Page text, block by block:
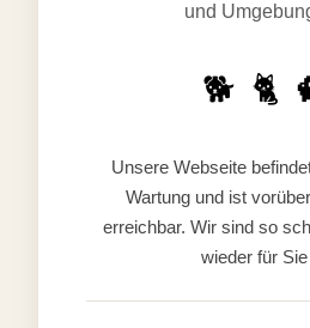
und
🐕 🐈
Unsere Webseite
Wartung und ist
erreichbar. Wir sind so
wieder für Sie